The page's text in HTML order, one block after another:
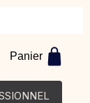
Panier